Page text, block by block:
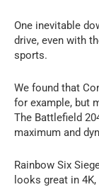
One inevitable
drive, even with
sports.
We found that
for example, but
The Battlefield
maximum and
Rainbow Six
looks great in